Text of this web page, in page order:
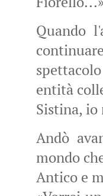
Quando
entità
Sistina, io
Andò
mondo
Antico e